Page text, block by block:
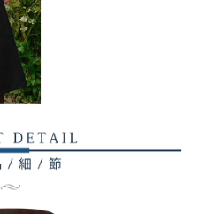
以下当サービスという）はネットプ
）が提供し、AFTEEが代金を徴収し
なければならない個人情報（注文者
話番号、受取人住所を含むがこれに
ビスで必要な範囲内で利用されま
利用について、詳細はAFTEE公式ホ
過すれば、最高額がNT$10,000にな
の金額に基づいて年利20%の遅延滞
は、事前に法定代理人または後見人
けます。